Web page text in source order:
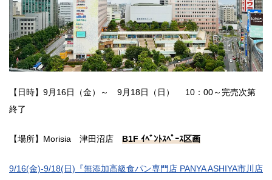
【日時】9月16日（金）～ 9月18日（日） 10：00～完売次第
終了
【場所】Morisia 津田沼店 B1F ｲﾍﾞﾝﾄｽﾍﾟｰｽ区画
9/16(金)-9/18(日)『無添加高級食パン専門店 PANYA ASHIYA市川店